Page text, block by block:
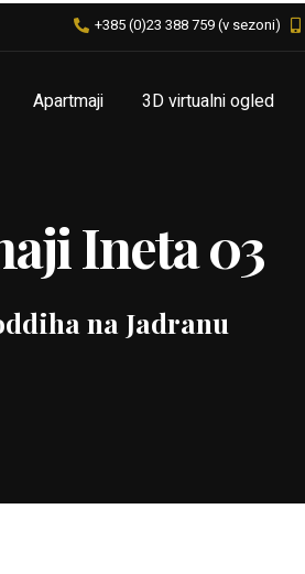
+385 (0)23 388 759 (v sezoni)
Apartmaji 3D virtualni ogled
Ineta 03
na Jadranu